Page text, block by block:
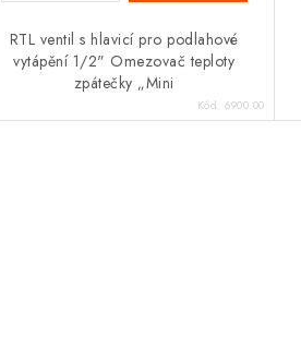
RTL ventil s hlavicí pro podlahové
vytápění 1/2" Omezovač teploty
zpátečky „Mini
Kód:6900.00